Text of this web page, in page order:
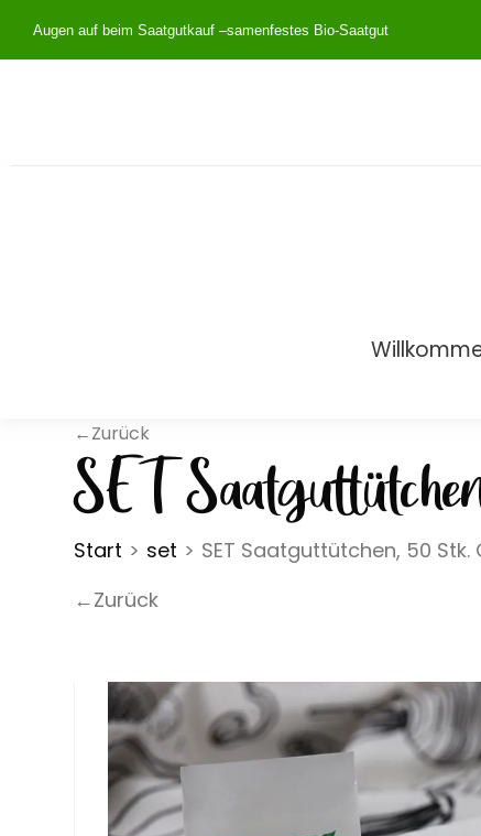
Augen auf beim Saatgutkauf –samenfestes Bio-Saatgut
SET
Start > set > SET Saatguttütchen, 50 Stk.
←Zurück
←Zurück